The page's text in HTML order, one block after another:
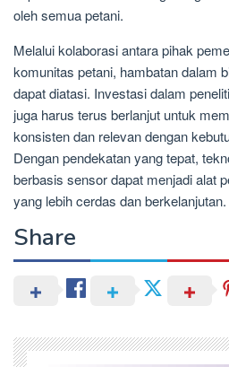
oleh semua petani.
Melalui kolaborasi antara pihak
komunitas petani, hambatan dalam
dapat diatasi. Investasi dalam
juga harus terus berlanjut untuk
konsisten dan relevan dengan
Dengan pendekatan yang tepat,
berbasis sensor dapat menjadi alat
yang lebih cerdas dan berkelanjutan.
Share